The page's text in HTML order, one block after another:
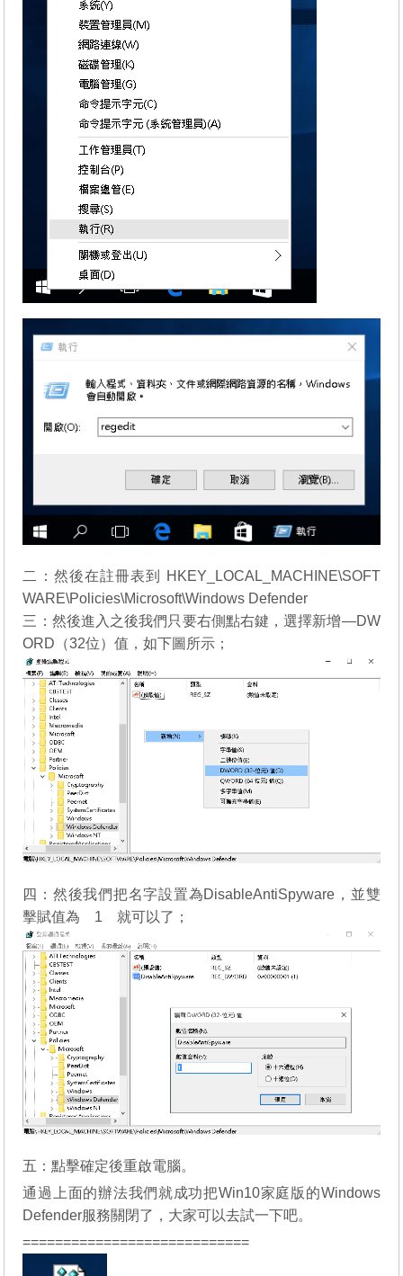
二：然後在註冊表到 HKEY_LOCAL_MACHINE\SOFT
WARE\Policies\Microsoft\Windows Defender
三：然後進入之後我們只要右側點右鍵，選擇新增—DW
ORD（32位）值，如下圖所示；
四：然後我們把名字設置為DisableAntiSpyware，並雙
擊賦值為 1 就可以了；
五：點擊確定後重啟電腦。
通過上面的辦法我們就成功把Win10家庭版的Windows
Defender服務關閉了，大家可以去試一下吧。
============================